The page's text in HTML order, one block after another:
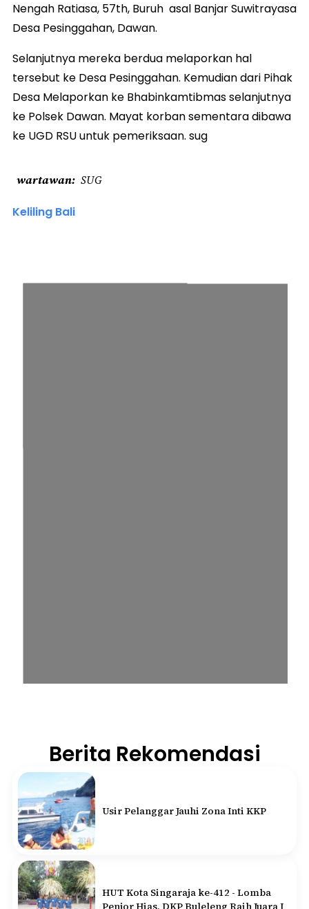
Nengah Ratiasa, 57th, Buruh asal Banjar Suwitrayasa
Desa Pesinggahan, Dawan.
Selanjutnya mereka berdua melaporkan hal
tersebut ke Desa Pesinggahan. Kemudian dari Pihak
Desa Melaporkan ke Bhabinkamtibmas selanjutnya
ke Polsek Dawan. Mayat korban sementara dibawa
ke UGD RSU untuk pemeriksaan. sug
wartawan SUG
Keliling Bali
Berita Rekomendasi
Usir Pelanggar Jauhi Zona Inti KKP
HUT Kota Singaraja ke-412 - Lomba
Penjor Hias, DKP Buleleng Raih Juara I